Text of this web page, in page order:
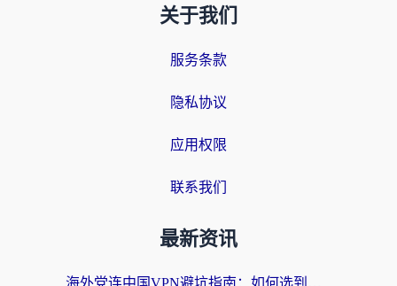
关于我们
服务条款
隐私协议
应用权限
联系我们
最新资讯